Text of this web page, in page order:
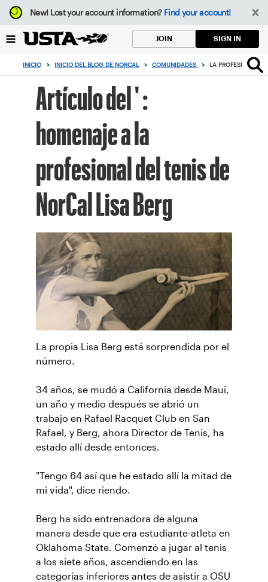
Enfoque
desde
botón
volver
principio
New!Lost your account information? Find your account!
JOIN SIGN IN
INICIO > INICIO DEL BLOG DE NORCAL > COMUNIDADES > LA PROFESIONAL
Artículo del ' :
homenaje a la
profesional del tenis de
NorCal Lisa Berg
La propia Lisa Berg está sorprendida por el
número.
34 años, se mudó a California desde Maui,
un año y medio después se abrió un
trabajo en Rafael Racquet Club en San
Rafael, y Berg, ahora Director de Tenis, ha
estado allí desde entonces.
"Tengo 64 así que he estado allí la mitad de
mi vida", dice riendo.
Berg ha sido entrenadora de alguna
manera desde que era estudiante-atleta en
Oklahoma State. Comenzó a jugar al tenis
a los siete años, ascendiendo en las
categorías inferiores antes de asistir a OSU